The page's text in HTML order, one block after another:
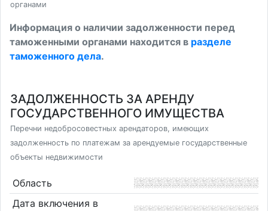
органами
Информация о наличии задолженности перед
таможенными органами находится в разделе
таможенного дела.
ЗАДОЛЖЕННОСТЬ ЗА АРЕНДУ
ГОСУДАРСТВЕННОГО ИМУЩЕСТВА
Перечни недобросовестных арендаторов, имеющих
задолженность по платежам за арендуемые государственные
объекты недвижимости
Область
Дата включения в